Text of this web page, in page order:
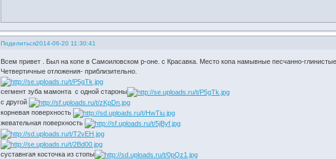
Поделиться2014-06-20 11:30:41
Всем привет . Был на копе в Самоиловском р-оне. с Красавка. Место копа намывные песчанно-
Четвертичные отложения- приблизительно.
сегмент зуба мамонта с одной староны
с другой
корневая поверхность
жевательная поверхность
суставнгая косточка из стопы